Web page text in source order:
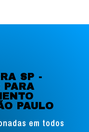
SP -
PARA
PAULO
em todos